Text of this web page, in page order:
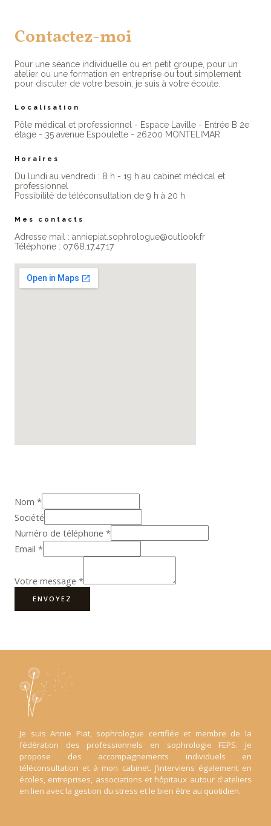
Contactez-moi
Pour une séance individuelle ou en petit groupe, pour un
atelier ou une formation en entreprise ou tout simplement
pour discuter de votre besoin, je suis à votre écoute.
Localisation
Pôle médical et professionnel - Espace Laville - Entrée B 2e
étage - 35 avenue Espoulette - 26200 MONTELIMAR
Horaires
Du lundi au vendredi : 8 h - 19 h au cabinet médical et
professionne​l
Possibilité de téléconsultation de 9 h à 20 h
Mes contacts
Adresse mail : anniepiat.sophrologue@outlook.fr
Téléphone : 07.68.17.47.17
Nom *
Société
Numéro de téléphone *
Email *
Votre message *
ENVOYEZ
Je suis Annie Piat, sophrologue certifiée et membre de la
fédération des professionnels en sophrologie FEPS. Je
propose des accompagnements individuels en
téléconsultation et à mon cabinet. J’interviens également en
écoles, entreprises, associations et hôpitaux autour d'ateliers
en lien avec la gestion du stress et le bien être au quotidien.